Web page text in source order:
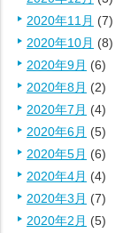
2020年11月 (7)
2020年10月 (8)
2020年9月 (6)
2020年8月 (2)
2020年7月 (4)
2020年6月 (5)
2020年5月 (6)
2020年4月 (4)
2020年3月 (7)
2020年2月 (5)